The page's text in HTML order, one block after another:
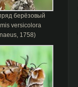
берёзовый
versicolora
1758)